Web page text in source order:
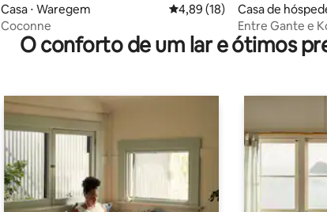
Casa ⋅ Waregem 4,89 de uma avaliação
4,89 (18)
Coconne
Casa de
Entre Gante e
casa de
O conforto de um lar e ótimos